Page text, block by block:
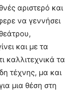
αριστερό και
να γεννήσει
και με τα
καλλιτεχνικά τα
τέχνης, μα και
μια θέση στη